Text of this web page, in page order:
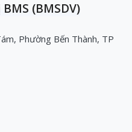
(BMSDV)
Phường Bến Thành, TP